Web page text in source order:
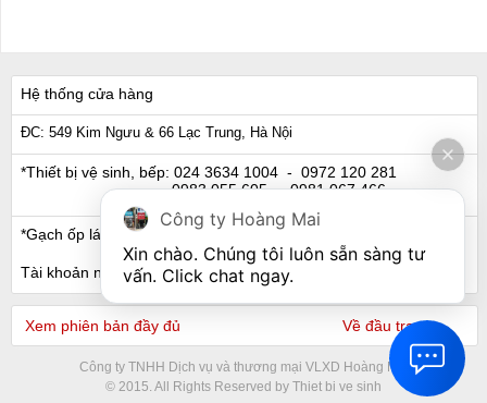
Hệ thống cửa hàng
ĐC: 549 Kim Ngưu & 66 Lạc Trung, Hà Nội
*Thiết bị vệ sinh, bếp: 024 3634 1004 - 0972 120 281
0983 055 605- 0981 067 466
*Gạch ốp lát, Ngói: 024 3632 0280 - 0911 441 066
Tài khoản ngân hàng
Xem phiên bản đầy đủ Về đầu trang
Công ty TNHH Dịch vụ và thương mại VLXD Hoàng Mai
© 2015. All Rights Reserved by Thiet bi ve sinh
Công ty Hoàng Mai
Xin chào. Chúng tôi luôn sẵn sàng tư
vấn. Click chat ngay.